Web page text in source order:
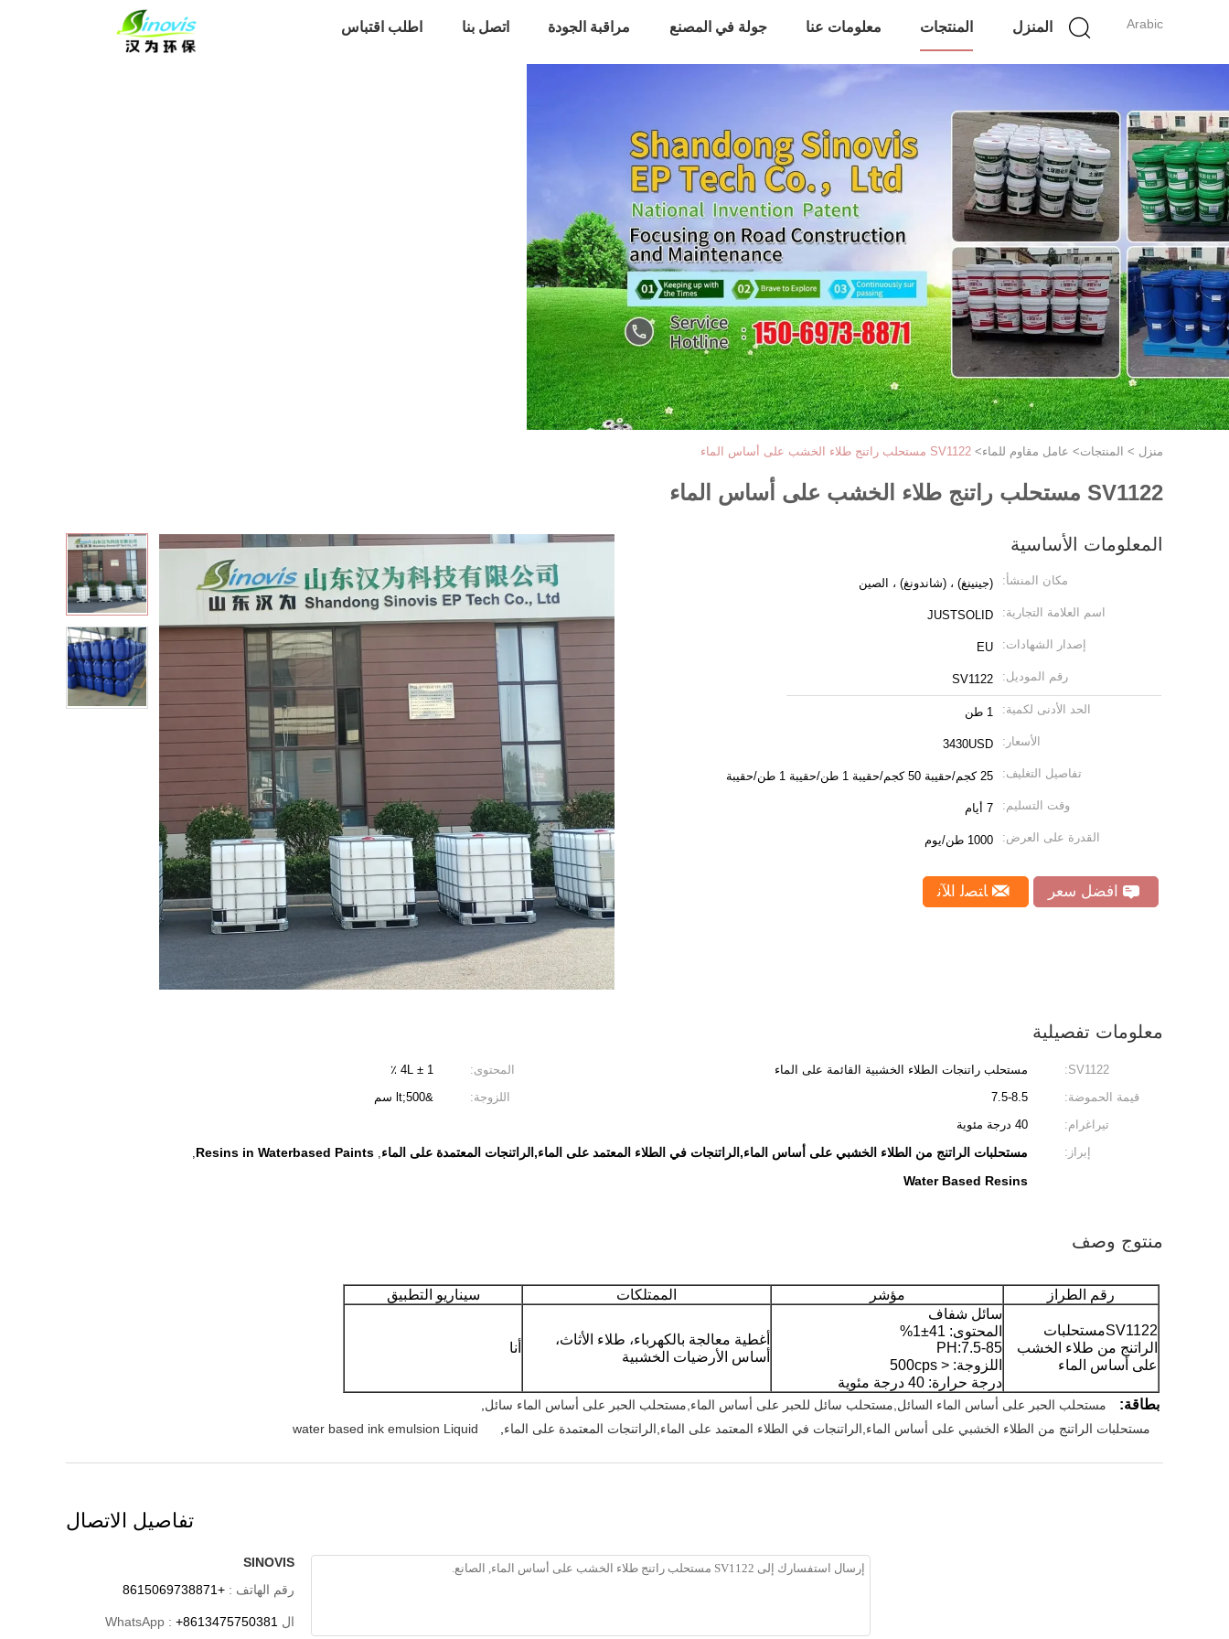
Arabic المنزل المنتجات معلومات عنا جولة في المصنع مراقبة الجودة اتصل بنا اطلب اقتباس
منزل > المنتجات> عامل مقاوم للماء> SV1122 مستحلب راتنج طلاء الخشب على أساس الماء
SV1122 مستحلب راتنج طلاء الخشب على أساس الماء
المعلومات الأساسية
مكان المنشأ: (جينينغ) ، (شاندونغ) ، الصين
اسم العلامة التجارية: JUSTSOLID
إصدار الشهادات: EU
رقم الموديل: SV1122
الحد الأدنى لكمية: 1 طن
الأسعار: 3430USD
تفاصيل التغليف: 25 كجم/حقيبة 50 كجم/حقيبة 1 طن/حقيبة 1 طن/حقيبة
وقت التسليم: 7 أيام
القدرة على العرض: 1000 طن/يوم
افضل سعر ﺎﺘﺼﻟ ﺍﻶﻧ
معلومات تفصيلية
SV1122: مستحلب راتنجات الطلاء الخشبية القائمة على الماء المحتوى:
4L ± 1 ٪
قيمة الحموضة:
7.5-8.5 اللزوجة:
&lt;500 سم
تيراغرام:
40 درجة مئوية
إبراز:
مستحلبات الراتنج من الطلاء الخشبي على أساس الماء,الراتنجات في الطلاء المعتمد على الماء,الراتنجات المعتمدة على الماء,
Resins in Waterbased Paints
,
Water Based Resins
منتوج وصف
رقم الطراز مؤشر الممتلكات سيناريو التطبيق
SV1122مستحلبات
الراتنج من طلاء الخشب
على أساس الماء
سائل شفاف
المحتوى: 41±1%
PH:7.5-85
اللزوجة: < 500cps
درجة حرارة: 40 درجة مئوية
أغطية معالجة بالكهرباء، طلاء الأثاث،
أساس الأرضيات الخشبية
أنا
بطاقة: مستحلب الحبر على أساس الماء السائل,مستحلب سائل للحبر على أساس الماء,مستحلب الحبر على أساس الماء سائل
مستحلبات الراتنج من الطلاء الخشبي على أساس الماء,الراتنجات في الطلاء المعتمد على الماء,الراتنجات المعتمدة على الماء
water based ink emulsion Liquid
تفاصيل الاتصال
SINOVIS
رقم الهاتف : +8615069738871
ال WhatsApp : +8613475750381